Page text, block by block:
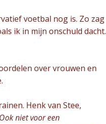
voetbal nog is. Zo zag
ik in mijn onschuld dacht.
over vrouwen en
Henk van Stee,
Ook niet voor een